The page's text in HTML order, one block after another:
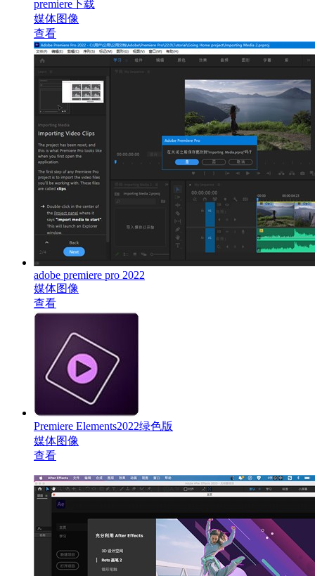
premiere下载
媒体图像
查看
adobe premiere pro 2022
媒体图像
查看
Premiere Elements2022绿色版
媒体图像
查看